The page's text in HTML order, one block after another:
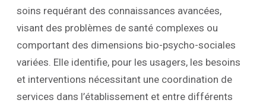
soins requérant des connaissances avancées,
visant des problèmes de santé complexes ou
comportant des dimensions bio-psycho-sociales
variées. Elle identifie, pour les usagers, les besoins
et interventions nécessitant une coordination de
services dans l’établissement et entre différents